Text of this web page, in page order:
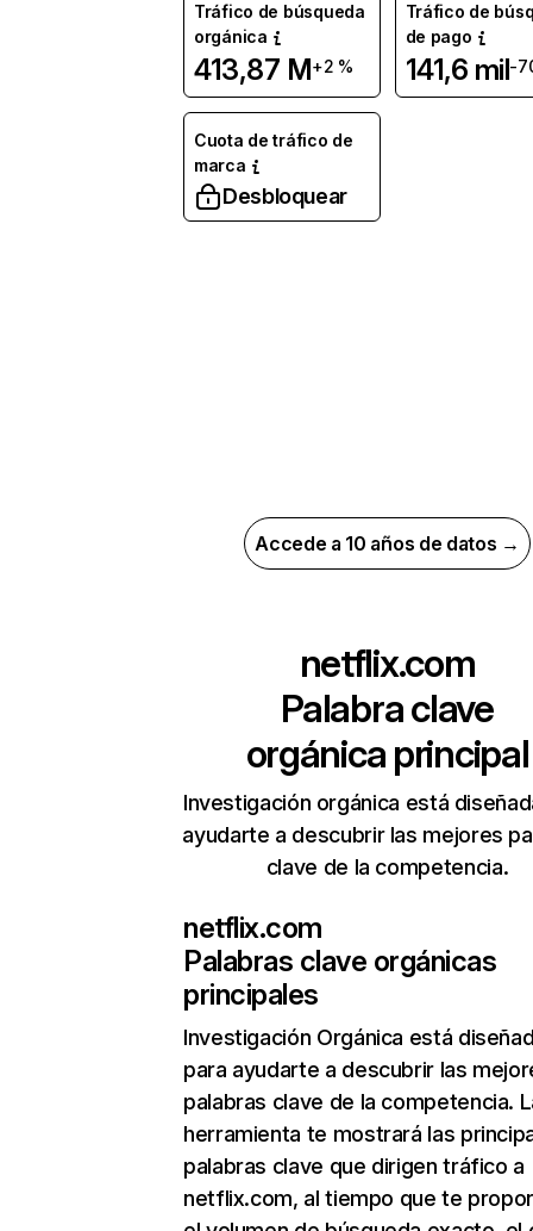
Tráfico de búsqueda
orgánica
413,87 M+2 %
Tráfico de
de pago
141,6 mil-
Cuota de tráfico de
marca
Desbloquear
Accede a 10 años de datos →
netflix.com
Palabra clave
orgánica principal
Investigación orgánica está
ayudarte a descubrir las mejores
clave de la competencia.
netflix.com
Palabras clave orgánicas
principales
Investigación Orgánica está
para ayudarte a descubrir las
palabras clave de la competencia.
herramienta te mostrará las
palabras clave que dirigen tráfico a
netflix.com, al tiempo que te